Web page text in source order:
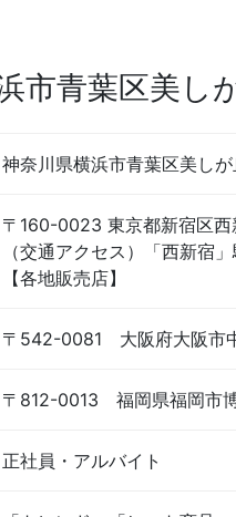
市青葉区美し
神奈川県横浜市青葉区美し
〒160-0023 東京都新宿区
（交通アクセス）「西新宿
【各地販売店】
〒542-0081 大阪府大阪市
〒812-0013 福岡県福岡市
正社員・アルバイト